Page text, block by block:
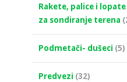
Rakete, palice i
za sondiranje terena
Podmetači- dušeci (5)
Predvezi (32)